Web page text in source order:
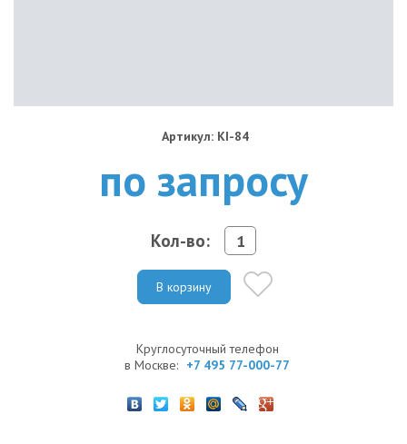
Артикул: KI-84
по запросу
Кол-во:
В корзину
Круглосуточный телефон
в Москве: +7 495 77-000-77